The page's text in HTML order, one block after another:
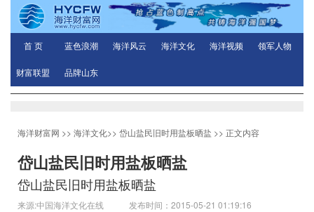
首 页 蓝色浪潮 海洋风云 海洋文化 海洋视频 领军人物
财富联盟 品牌山东
海洋财富网 >> 海洋文化>> 岱山盐民旧时用盐板晒盐 >> 正文内容
岱山盐民旧时用盐板晒盐
岱山盐民旧时用盐板晒盐
来源:中国海洋文化在线 发布时间：2015-05-21 01:19:16